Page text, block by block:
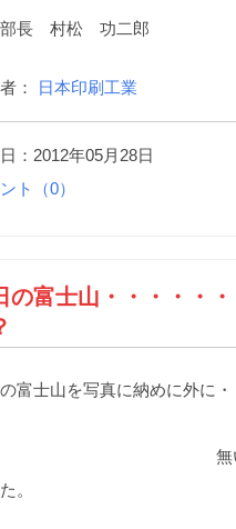
部長 村松 功二郎
： 日本印刷工業
：2012年05月28日
ト（0）
の富士山・・・・・
富士山を写真に納めに外に・
、無い・・・
。